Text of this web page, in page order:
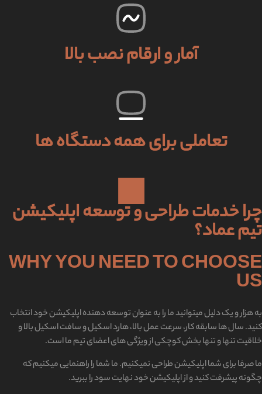
آمار و ارقام نصب بالا
تعاملی برای همه دستگاه ها
چرا خدمات طراحی و توسعه اپلیکیشن
تیم عماد؟
WHY YOU NEED TO CHOOSE
US
به هزار و یک دلیل میتوانید ما را به عنوان توسعه دهنده اپلیکیشن خود انتخاب
کنید. سال ها سابقه کار، سرعت عمل بالا، هارد اسکیل و سافت اسکیل بالا و
خلاقیت تنها و تنها بخش کوچکی از ویژگی های اعضای تیم ما است.
ما صرفا برای شما اپلیکیشن طراحی نمیکنیم. ما شما را راهنمایی میکنیم که
چگونه پیشرفت کنید و از اپلیکیشن خود نهایت سود را ببرید.